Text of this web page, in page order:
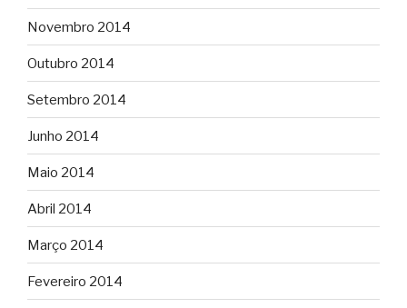
Novembro 2014
Outubro 2014
Setembro 2014
Junho 2014
Maio 2014
Abril 2014
Março 2014
Fevereiro 2014